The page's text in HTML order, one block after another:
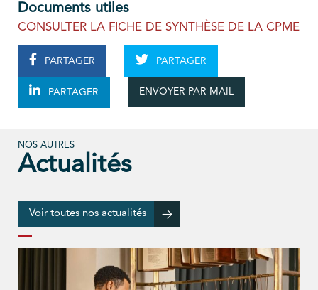
Documents utiles
CONSULTER LA FICHE DE SYNTHÈSE DE LA CPME
PARTAGER PARTAGER
PARTAGER ENVOYER PAR MAIL
NOS AUTRES
Actualités
Voir toutes nos actualités